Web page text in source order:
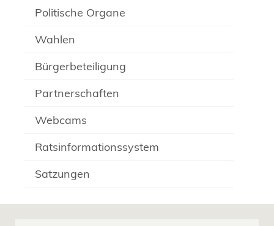
Politische Organe
Wahlen
Bürgerbeteiligung
Partnerschaften
Webcams
Ratsinformationssystem
Satzungen